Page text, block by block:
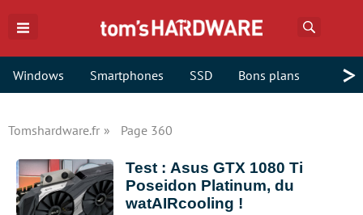
Windows Smartphones SSD Bons plans >
Tomshardware.fr Page 360
Test : Asus GTX 1080 Ti
Poseidon Platinum, du
watAIRcooling !